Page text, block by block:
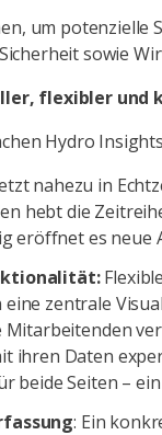
um
sowie
flexibler
Hydro
nahezu in
hebt die
eröffnet es neue
zentrale
ihren Daten
beide Seiten –
: Ein